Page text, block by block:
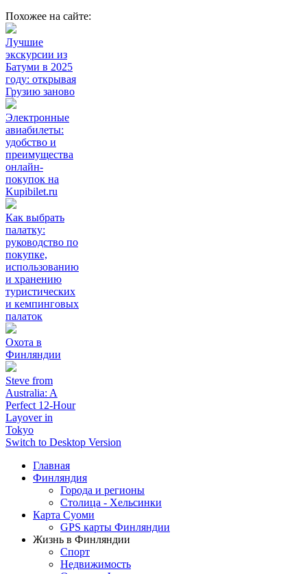
Похожее на сайте:
Лучшие
экскурсии из
Батуми в 2025
году: открывая
Грузию заново
Электронные
авиабилеты:
удобство и
преимущества
онлайн-
покупок на
Kupibilet.ru
Как выбрать
палатку:
руководство по
покупке,
использованию
и хранению
туристических
и кемпинговых
палаток
Охота в
Финляндии
Steve from
Australia: A
Perfect 12-Hour
Layover in
Tokyo
Switch to Desktop Version
Главная
Финляндия
Города и регионы
Столица - Хельсинки
Карта Суоми
GPS карты Финляндии
Жизнь в Финляндии
Спорт
Недвижимость